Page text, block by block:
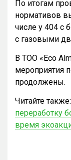
По итогам
нормативов
числе у 404 с
с газовыми
В ТОО «Eco
мероприятия
продолжены.
Читайте также:
переработку
время